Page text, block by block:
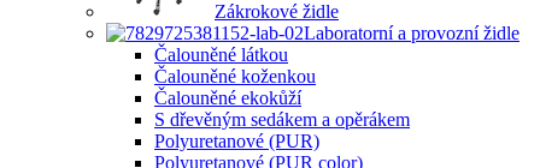
Zákrokové židle
Laboratorní a provozní židle
Čalouněné látkou
Čalouněné koženkou
Čalouněné ekokůží
S dřevěným sedákem a opěrákem
Polyuretanové (PUR)
Polyuretanové (PUR color)